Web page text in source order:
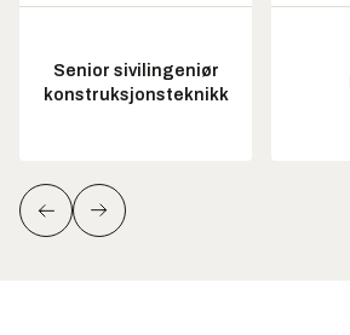
Senior sivilingeniør
konstruksjonsteknikk